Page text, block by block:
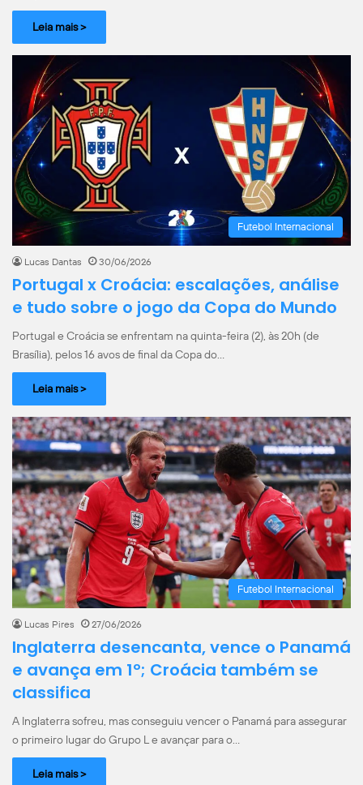
Leia mais >
Futebol Internacional
Lucas Dantas 30/06/2026
Portugal x Croácia: escalações, análise
e tudo sobre o jogo da Copa do Mundo
Portugal e Croácia se enfrentam na quinta-feira (2), às 20h (de
Brasília), pelos 16 avos de final da Copa do…
Leia mais >
Futebol Internacional
Lucas Pires 27/06/2026
Inglaterra desencanta, vence o Panamá
e avança em 1º; Croácia também se
classifica
A Inglaterra sofreu, mas conseguiu vencer o Panamá para assegurar
o primeiro lugar do Grupo L e avançar para o…
Leia mais >